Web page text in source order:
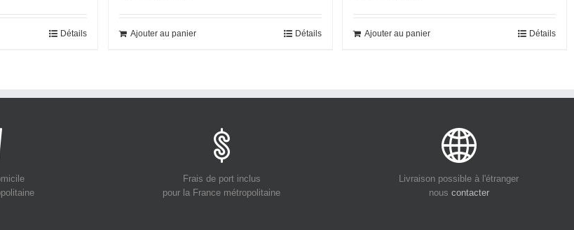
Détails Ajouter au panier Détails Ajouter au panier Détails
Frais de port inclus
pour la France métropolitaine
Livraison possible à l'étranger
nous contacter